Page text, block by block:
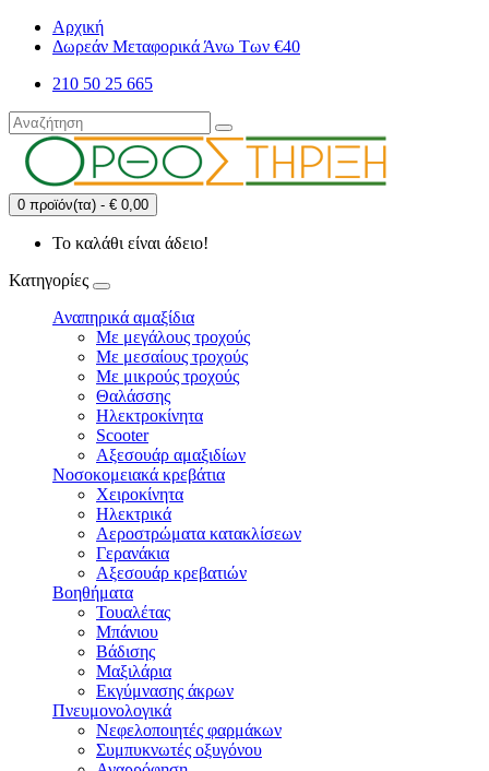
Αρχική
Δωρεάν Μεταφορικά Άνω Των €40
210 50 25 665
0 προϊόν(τα) - € 0,00
Το καλάθι είναι άδειο!
Κατηγορίες
Αναπηρικά αμαξίδια
Με μεγάλους τροχούς
Με μεσαίους τροχούς
Με μικρούς τροχούς
Θαλάσσης
Ηλεκτροκίνητα
Scooter
Αξεσουάρ αμαξιδίων
Νοσοκομειακά κρεβάτια
Χειροκίνητα
Ηλεκτρικά
Αεροστρώματα κατακλίσεων
Γερανάκια
Αξεσουάρ κρεβατιών
Βοηθήματα
Τουαλέτας
Μπάνιου
Βάδισης
Μαξιλάρια
Εκγύμνασης άκρων
Πνευμονολογικά
Νεφελοποιητές φαρμάκων
Συμπυκνωτές οξυγόνου